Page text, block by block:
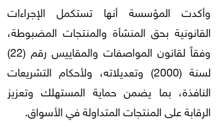
وأكدت المؤسسة أنها تستكمل الإجراءات
القانونية بحق المنشأة والمنتجات المضبوطة،
وفقاً لقانون المواصفات والمقاييس رقم (22)
لسنة (2000) وتعديلاته، ولأحكام التشريعات
النافذة، بما يضمن حماية المستهلك وتعزيز
الرقابة على المنتجات المتداولة في الأسواق.